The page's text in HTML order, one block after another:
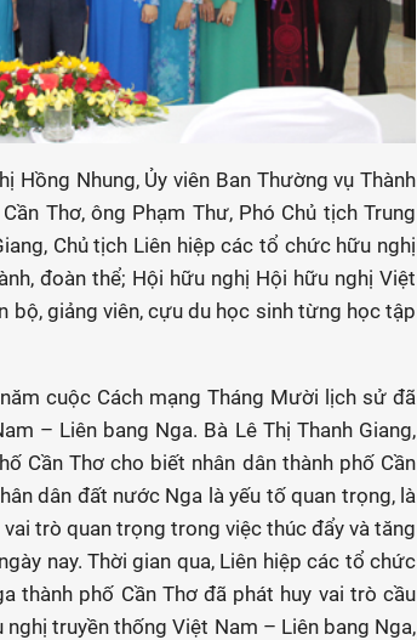
Nhung, Ủy viên Ban Thường vụ Thành
Thơ, ông Phạm Thư, Phó Chủ tịch Trung
Chủ tịch Liên hiệp các tổ chức hữu nghị
đoàn thể; Hội hữu nghị Hội hữu nghị Việt
bộ, giảng viên, cựu du học sinh từng học tập
cuộc Cách mạng Tháng Mười lịch sử đã
– Liên bang Nga. Bà Lê Thị Thanh Giang,
Cần Thơ cho biết nhân dân thành phố Cần
dân đất nước Nga là yếu tố quan trọng, là
trò quan trọng trong việc thúc đẩy và tăng
nay. Thời gian qua, Liên hiệp các tổ chức
thành phố Cần Thơ đã phát huy vai trò cầu
truyền thống Việt Nam – Liên bang Nga,